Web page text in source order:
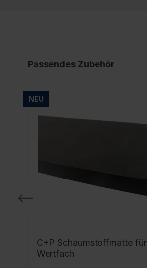
Passendes Zubehör
NEU
C+P Schaumstoffmatte für
Wertfach